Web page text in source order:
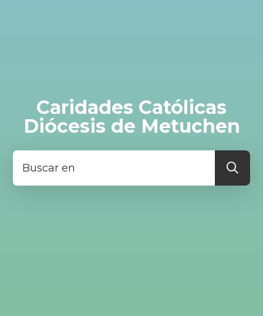
Caridades Católicas
Diócesis de Metuchen